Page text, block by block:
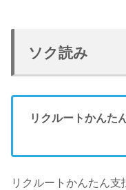
ソク読み
リクルートかんた
リクルートかんたん支